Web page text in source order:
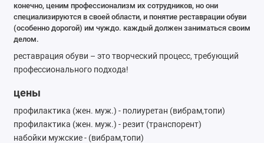
конечно, ценим профессионализм их сотрудников, но они
специализируются в своей области, и понятие реставрации обуви
(особенно дорогой) им чуждо. каждый должен заниматься своим
делом.
реставрация обуви – это творческий процесс, требующий
профессионального подхода!
цены
профилактика (жен. муж.) - полиуретан (вибрам,топи)
профилактика (жен. муж.) - резит (транспорент)
набойки мужские - (вибрам,топи)